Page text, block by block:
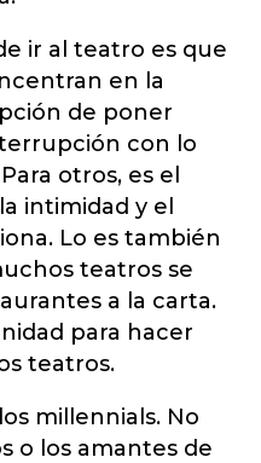
ir al teatro es que
en la
de poner
con lo
otros, es el
intimidad y el
Lo es también
teatros se
a la carta.
para hacer
teatros.
millennials. No
o los amantes de